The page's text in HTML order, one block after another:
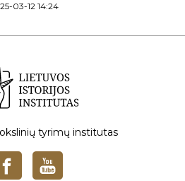
03-12 14:24
tyrimų institutas